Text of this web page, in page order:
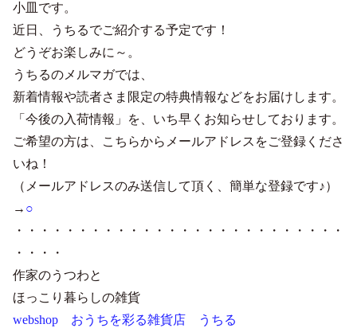
小皿です。
近日、うちるでご紹介する予定です！
どうぞお楽しみに～。
うちるのメルマガでは、
新着情報や読者さま限定の特典情報などをお届けします。
「今後の入荷情報」を、いち早くお知らせしております。
ご希望の方は、こちらからメールアドレスをご登録くださ
いね！
（メールアドレスのみ送信して頂く、簡単な登録です♪）
→ ○
・・・・・・・・・・・・・・・・・・・・・・・・・・
・・・・
作家のうつわと
ほっこり暮らしの雑貨
webshop おうちを彩る雑貨店 うちる